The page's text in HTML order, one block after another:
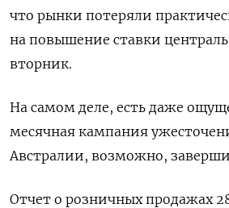
что рынки потеряли
на повышение ставки
вторник.
На самом деле, есть даже
месячная кампания
Австралии, возможно,
Отчет о розничных продажах